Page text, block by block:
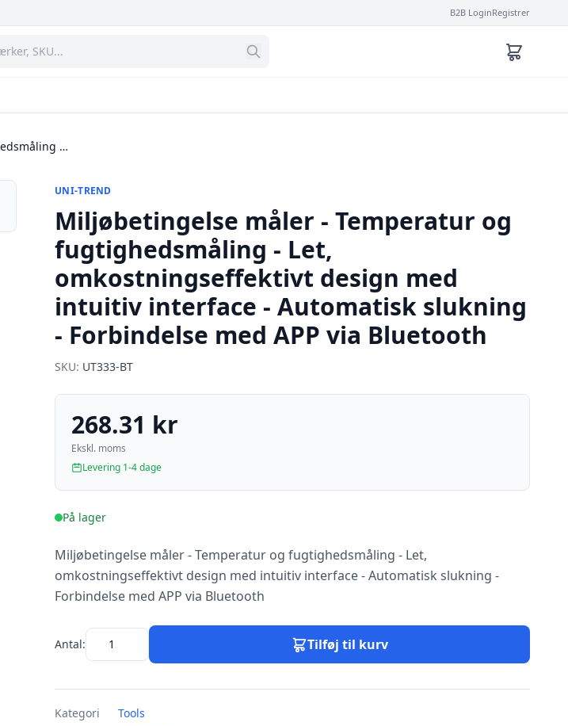
B2B LoginRegistrer
…
UNI-TREND
Miljøbetingelse måler - Temperatur og
fugtighedsmåling - Let,
omkostningseffektivt design med
intuitiv interface - Automatisk slukning
- Forbindelse med APP via Bluetooth
SKU: UT333-BT
268.31 kr
Ekskl. moms
Levering 1-4 dage
På lager
Miljøbetingelse måler - Temperatur og fugtighedsmåling - Let,
omkostningseffektivt design med intuitiv interface - Automatisk slukning -
Forbindelse med APP via Bluetooth
Antal: Tilføj til kurv
Kategori
Tools